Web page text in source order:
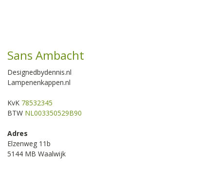
Sans Ambacht
Designedbydennis.nl
Lampenenkappen.nl
KvK 78532345
BTW NL003350529B90
Adres
Elzenweg 11b
5144 MB Waalwijk